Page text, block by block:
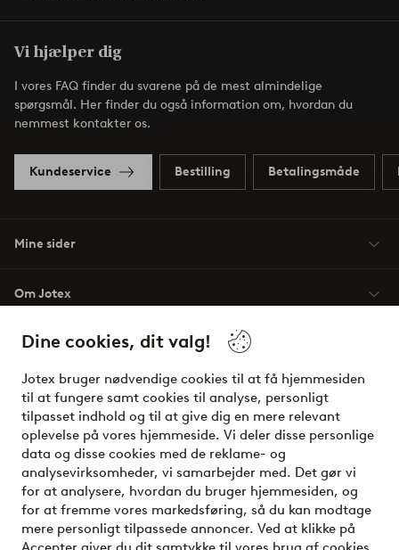
Dine cookies, dit valg!
Jotex bruger nødvendige cookies til at få hjemmesiden
til at fungere samt cookies til analyse, personligt
tilpasset indhold og til at give dig en mere relevant
oplevelse på vores hjemmeside. Vi deler disse personlige
data og disse cookies med de reklame- og
analysevirksomheder, vi samarbejder med. Det gør vi
for at analysere, hvordan du bruger hjemmesiden, og
for at fremme vores markedsføring, så du kan modtage
mere personligt tilpassede annoncer. Ved at klikke på
Vi hjælper dig
I vores FAQ finder du svarene på de mest almindelige
spørgsmål. Her finder du også information om, hvordan du
nemmest kontakter os.
Kundeservice Bestilling Betalingsmåde
Mine sider
Om Jotex
Vilkår
Venner
Sikre betalinger - betal nu eller del op
Vil du vide mere om vores betalingsmuligheder?
elpy